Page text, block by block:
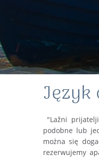
"Lažni
podobne lub
można się
rezerwujemy